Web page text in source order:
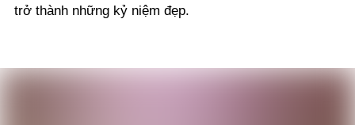
trở thành những kỷ niệm đẹp.